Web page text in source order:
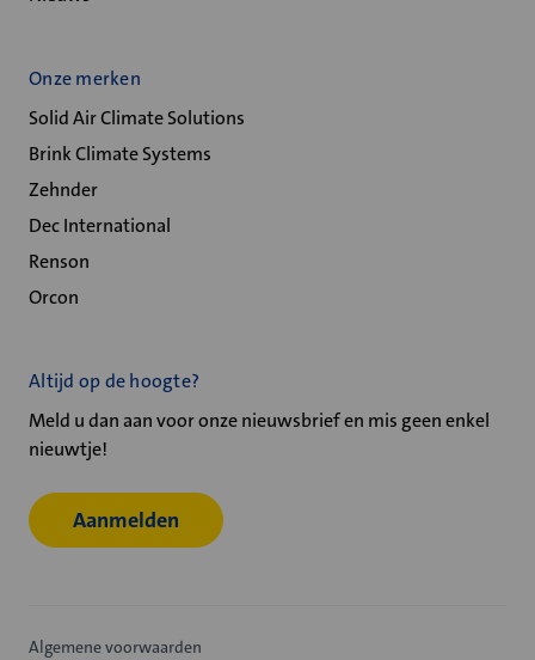
Onze merken
Solid Air Climate Solutions
Brink Climate Systems
Zehnder
Dec International
Renson
Orcon
Altijd op de hoogte?
Meld u dan aan voor onze nieuwsbrief en mis geen enkel
nieuwtje!
Aanmelden
Algemene voorwaarden